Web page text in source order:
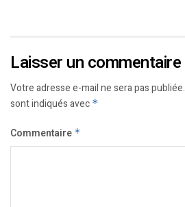
Laisser un commentaire
Votre adresse e-mail ne sera pas publiée.
sont indiqués avec *
Commentaire *